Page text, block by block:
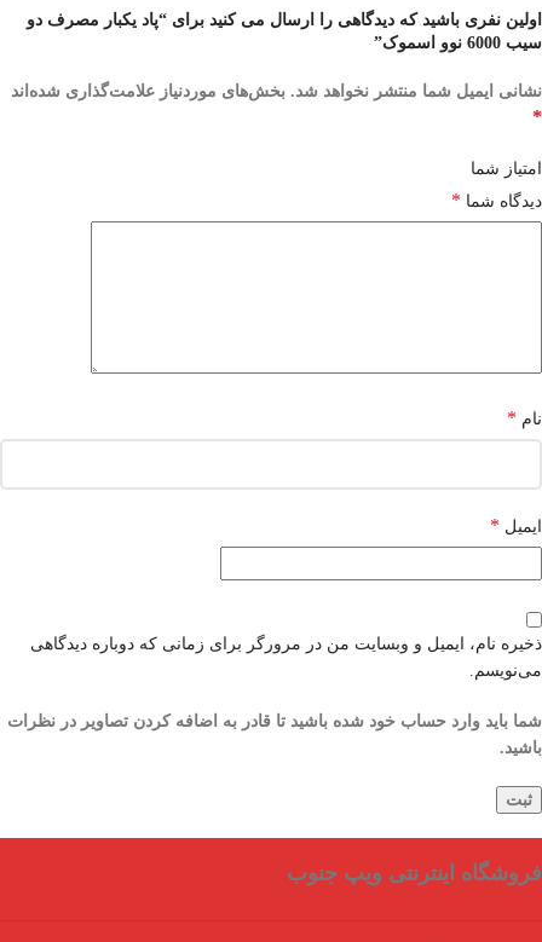
اولین نفری باشید که دیدگاهی را ارسال می کنید برای “پاد یکبار مصرف دو
سیب 6000 نوو اسموک”
نشانی ایمیل شما منتشر نخواهد شد. بخش‌های موردنیاز علامت‌گذاری شده‌اند
*
امتیاز شما
دیدگاه شما *
نام *
ایمیل *
ذخیره نام، ایمیل و وبسایت من در مرورگر برای زمانی که دوباره دیدگاهی
می‌نویسم.
شما باید وارد حساب خود شده باشید تا قادر به اضافه کردن تصاویر در نظرات
باشید.
فروشگاه اینترنتی ویپ جنوب